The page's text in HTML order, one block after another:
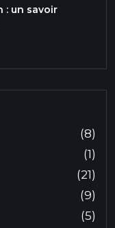
: un savoir
(8)
(1)
(21)
(9)
(5)